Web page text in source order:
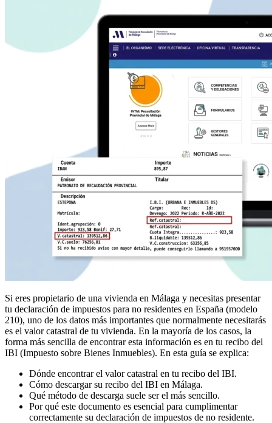
Si eres propietario de una vivienda en Málaga y necesitas presentar
tu declaración de impuestos para no residentes en España (modelo
210), uno de los datos más importantes que normalmente necesitarás
es el valor catastral de tu vivienda. En la mayoría de los casos, la
forma más sencilla de encontrar esta información es en tu recibo del
IBI (Impuesto sobre Bienes Inmuebles). En esta guía se explica:
Dónde encontrar el valor catastral en tu recibo del IBI.
Cómo descargar su recibo del IBI en Málaga.
Qué método de descarga suele ser el más sencillo.
Por qué este documento es esencial para cumplimentar
correctamente su declaración de impuestos de no residente.